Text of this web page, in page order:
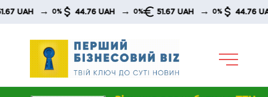
Skip
→ 0% 44.76 UAH → 0% 51.67 UAH → 0% 44.76 UAH →